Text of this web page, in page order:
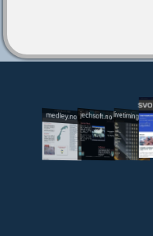
medley.no jechsoft.no